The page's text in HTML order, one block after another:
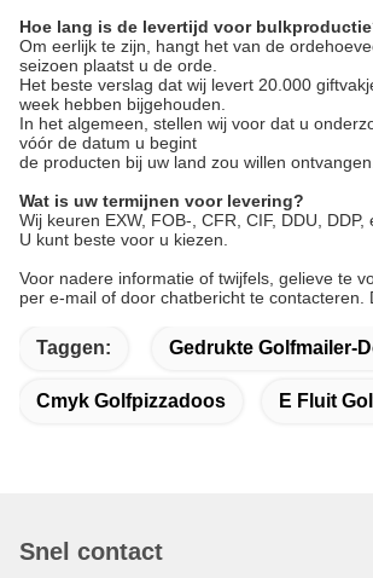
Hoe lang is de levertijd voor
Om eerlijk te zijn, hangt het van de
seizoen plaatst u de orde.
Het beste verslag dat wij levert 20.000
week hebben bijgehouden.
In het algemeen, stellen wij voor dat u
vóór de datum u begint
de producten bij uw land zou willen ontvangen.
Wat is uw termijnen voor levering?
Wij keuren EXW, FOB-, CFR, CIF, DDU, DDP,
U kunt beste voor u kiezen.
Voor nadere informatie of twijfels, gelieve te
per e-mail of door chatbericht te contacteren.
Taggen: Gedrukte Golfmailer-
Cmyk Golfpizzadoos E Fluit
Snel contact